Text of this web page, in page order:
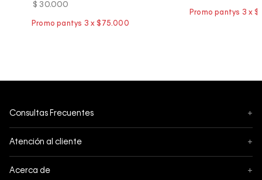
$ 30.000
Consultas Frecuentes +
Pedidos
Atención al cliente +
Acerca de +